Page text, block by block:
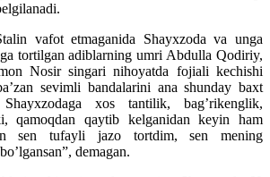
vafot etmaganida Shayxzoda va unga
tortilgan adiblarning umri Abdulla Qodiriy,
Nosir singari nihoyatda fojiali kechishi
sevimli bandalarini ana shunday baxt
xos tantilik, bag’rikenglik,
qamoqdan qaytib kelganidan keyin ham
sen tufayli jazo tortdim, sen mening
demagan.